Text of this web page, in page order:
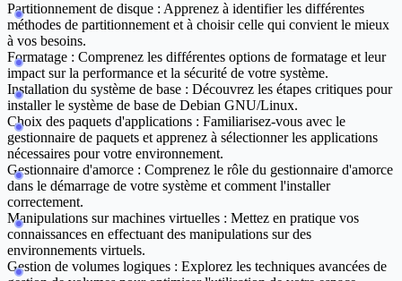
Partitionnement de disque : Apprenez à identifier les différentes
méthodes de partitionnement et à choisir celle qui convient le mieux
à vos besoins.
Formatage : Comprenez les différentes options de formatage et leur
impact sur la performance et la sécurité de votre système.
Installation du système de base : Découvrez les étapes critiques pour
installer le système de base de Debian GNU/Linux.
Choix des paquets d'applications : Familiarisez-vous avec le
gestionnaire de paquets et apprenez à sélectionner les applications
nécessaires pour votre environnement.
Gestionnaire d'amorce : Comprenez le rôle du gestionnaire d'amorce
dans le démarrage de votre système et comment l'installer
correctement.
Manipulations sur machines virtuelles : Mettez en pratique vos
connaissances en effectuant des manipulations sur des
environnements virtuels.
Gestion de volumes logiques : Explorez les techniques avancées de